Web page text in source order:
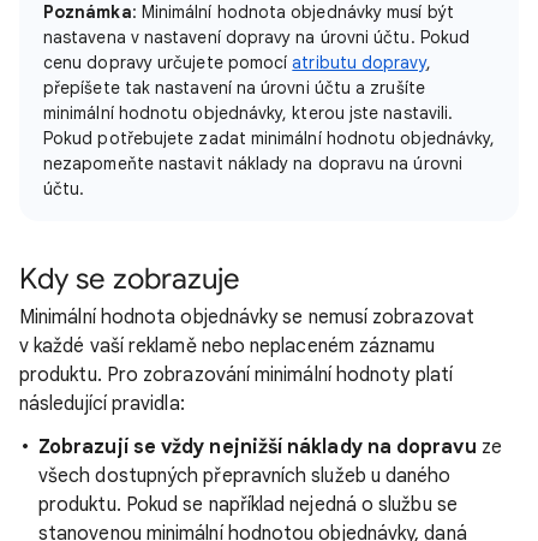
Poznámka: Minimální hodnota objednávky musí být
nastavena v nastavení dopravy na úrovni účtu. Pokud
cenu dopravy určujete pomocíatributu dopravy,
přepíšete tak nastavení na úrovni účtu a zrušíte
minimální hodnotu objednávky, kterou jste nastavili.
Pokud potřebujete zadat minimální hodnotu objednávky,
nezapomeňte nastavit náklady na dopravu na úrovni
účtu.
Kdy se zobrazuje
Minimální hodnota objednávky se nemusí zobrazovat
v každé vaší reklamě nebo neplaceném záznamu
produktu. Pro zobrazování minimální hodnoty platí
následující pravidla:
Zobrazují se vždy nejnižší náklady na dopravu ze
všech dostupných přepravních služeb u daného
produktu. Pokud se například nejedná o službu se
stanovenou minimální hodnotou objednávky, daná